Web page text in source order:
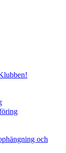
och